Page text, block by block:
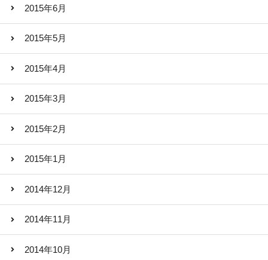
2015年6月
2015年5月
2015年4月
2015年3月
2015年2月
2015年1月
2014年12月
2014年11月
2014年10月